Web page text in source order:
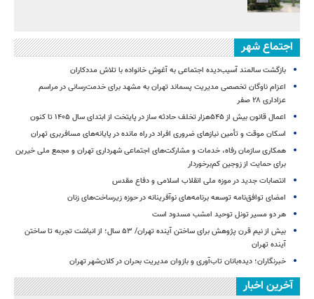
اجتماع شهر
بازگشت سالمند آسیب‌دیده اجتماعی به آغوش خانواده با تلاش مددکاران
اعزام ناوگان تخصصی مدیریت پسماند تهران به مشهد برای خدمت‌رسانی در مراسم
عزاداری ۲۸ صفر
اعمال قانون بیش از ۵۴۵هزار تخلف حادثه ساز در پایتخت از ابتدای سال ۱۴۰۵ تا کنون
اسکان موقت و تأمین نیازهای ضروری افراد در راه مانده در پایانه‌های مسافربری تهران
همکاری سازمان رفاه، خدمات و مشارکت‌های اجتماعی شهرداری تهران و مجمع ملی خیرین
برای حمایت از زوجین کم‌برخوردار
انتصابات جدید در موزه ملی انقلاب اسلامی و دفاع مقدس
امضای توافق‌نامه توسعه برنامه‌های نوآفرینانه در حوزه زیرساخت‏‌های زنان
هر دو مسیر تونل توحید امشب مسدود است
بیش از نیم قرن پژوهش برای ساختن آینده تهران/ ۵۳ سال؛ از انباشت تجربه تا ساختن
آینده تهران
خبرنگاران؛ دیده‌بانان تاب‌آوری و بازوان مدیریت بحران در کلان‌شهر تهران
آخرین اخبار